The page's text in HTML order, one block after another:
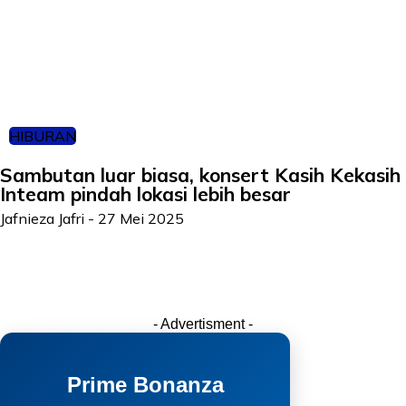
HIBURAN
Sambutan luar biasa, konsert Kasih Kekasih
Inteam pindah lokasi lebih besar
Jafnieza Jafri - 27 Mei 2025
- Advertisment -
Prime Bonanza